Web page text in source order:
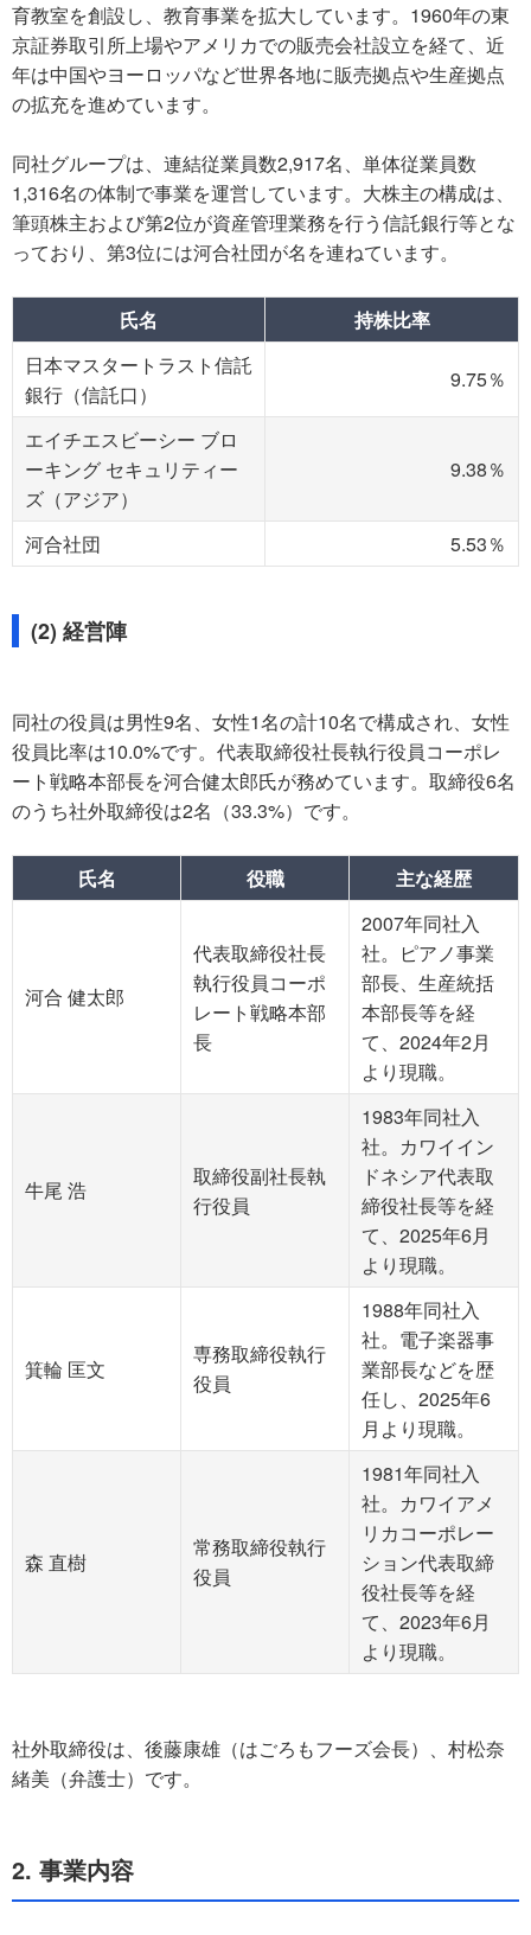
育教室を創設し、教育事業を拡大しています。1960年の東
京証券取引所上場やアメリカでの販売会社設立を経て、近
年は中国やヨーロッパなど世界各地に販売拠点や生産拠点
の拡充を進めています。
同社グループは、連結従業員数2,917名、単体従業員数
1,316名の体制で事業を運営しています。大株主の構成は、
筆頭株主および第2位が資産管理業務を行う信託銀行等とな
っており、第3位には河合社団が名を連ねています。
氏名
持株比率
日本マスタートラスト信託
銀行（信託口）
9.75％
エイチエスビーシー ブロ
ーキング セキュリティー
ズ（アジア）
9.38％
河合社団 5.53％
(2) 経営陣
同社の役員は男性9名、女性1名の計10名で構成され、女性
役員比率は10.0%です。代表取締役社長執行役員コーポレ
ート戦略本部長を河合健太郎氏が務めています。取締役6名
のうち社外取締役は2名（33.3%）です。
氏名 役職 主な経歴
河合 健太郎
代表取締役社長
執行役員コーポ
レート戦略本部
長
2007年同社入
社。ピアノ事業
部長、生産統括
本部長等を経
て、2024年2月
より現職。
牛尾 浩
取締役副社長執
行役員
1983年同社入
社。カワイイン
ドネシア代表取
締役社長等を経
て、2025年6月
より現職。
箕輪 匡文
専務取締役執行
役員
1988年同社入
社。電子楽器事
業部長などを歴
任し、2025年6
月より現職。
森 直樹
常務取締役執行
役員
1981年同社入
社。カワイアメ
リカコーポレー
ション代表取締
役社長等を経
て、2023年6月
より現職。
社外取締役は、後藤康雄（はごろもフーズ会長）、村松奈
緒美（弁護士）です。
2. 事業内容